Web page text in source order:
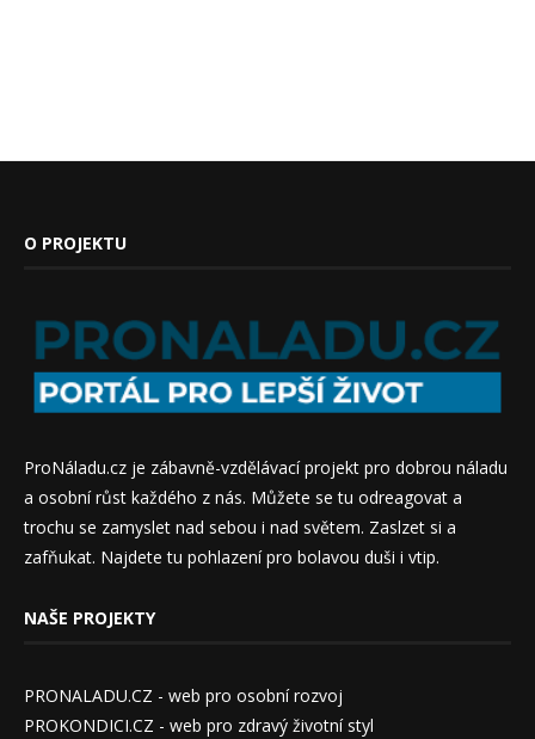
O PROJEKTU
ProNáladu.cz je zábavně-vzdělávací projekt pro dobrou náladu
a osobní růst každého z nás. Můžete se tu odreagovat a
trochu se zamyslet nad sebou i nad světem. Zaslzet si a
zafňukat. Najdete tu pohlazení pro bolavou duši i vtip.
NAŠE PROJEKTY
PRONALADU.CZ - web pro osobní rozvoj
PROKONDICI.CZ - web pro zdravý životní styl